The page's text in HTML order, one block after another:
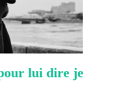
lui dire je